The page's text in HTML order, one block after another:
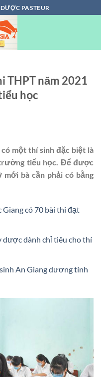
PASTEUR
THPT năm 2021
học
một thí sinh đặc biệt là
tiểu học. Để được
bà cần phải có bằng
có 70 bài thi đạt
dược dành chỉ tiêu cho thí
An Giang dương tính